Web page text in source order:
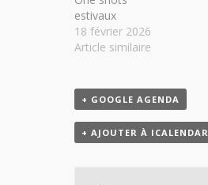
estivaux
18 février 2026
Article similaire
+ GOOGLE AGENDA
+ AJOUTER À ICALENDAR